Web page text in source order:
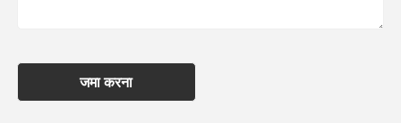
जमा करना